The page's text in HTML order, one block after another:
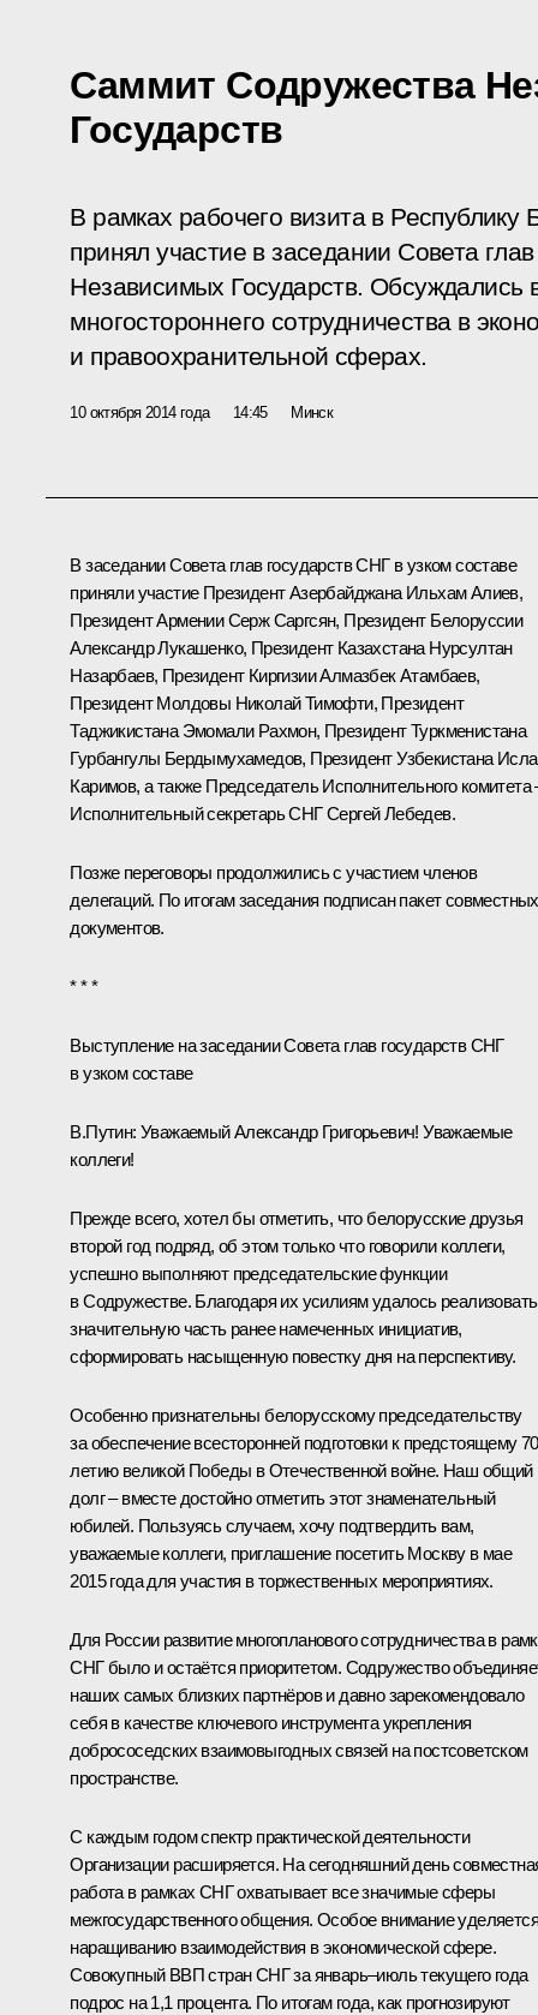
Саммит Содружества
Государств
В рамках рабочего визита в
принял участие в заседании Совета
Независимых Государств. Обсуждались
многостороннего сотрудничества в
и правоохранительной сферах.
10 октября 2014 года 14:45 Минск
В заседании Совета глав государствСНГв узком составе
приняли участие Президент Азербайджана Ильхам Алиев,
Президент АрменииСерж Саргсян, Президент Белоруссии
Александр Лукашенко, Президент Казахстана Нурсултан
Назарбаев, Президент КиргизииАлмазбек Атамбаев,
Президент Молдовы Николай Тимофти, Президент
Таджикистана Эмомали Рахмон, Президент Туркменистана
Гурбангулы Бердымухамедов, Президент Узбекистана
Каримов, а также Председатель Исполнительного комитета
Исполнительный секретарь СНГ Сергей Лебедев.
Позже переговоры продолжились с участием членов
делегаций. По итогам заседания подписан пакет совместных
документов.
* * *
Выступление на заседании Совета глав государств СНГ
в узком составе
В.Путин: Уважаемый Александр Григорьевич! Уважаемые
коллеги!
Прежде всего, хотел бы отметить, что белорусские друзья
второй год подряд, об этом только что говорили коллеги,
успешно выполняют председательские функции
в Содружестве. Благодаря их усилиям удалось реализовать
значительную часть ранее намеченных инициатив,
сформировать насыщенную повестку дня на перспективу.
Особенно признательны белорусскому председательству
за обеспечение всесторонней подготовки к предстоящему
летию великой Победы в Отечественной войне. Наш общий
долг – вместе достойно отметить этот знаменательный
юбилей. Пользуясь случаем, хочу подтвердить вам,
уважаемые коллеги, приглашение посетить Москву в мае
2015 года для участия в торжественных мероприятиях.
Для России развитие многопланового сотрудничества в
СНГ было и остаётся приоритетом. Содружество
наших самых близких партнёров и давно зарекомендовало
себя в качестве ключевого инструмента укрепления
добрососедских взаимовыгодных связей на постсоветском
пространстве.
С каждым годом спектр практической деятельности
Организации расширяется. На сегодняшний день
работа в рамках СНГ охватывает все значимые сферы
межгосударственного общения. Особое внимание уделяется
наращиванию взаимодействия в экономической сфере.
Совокупный ВВП стран СНГ за январь–июль текущего года
подрос на 1,1 процента. По итогам года, как прогнозируют